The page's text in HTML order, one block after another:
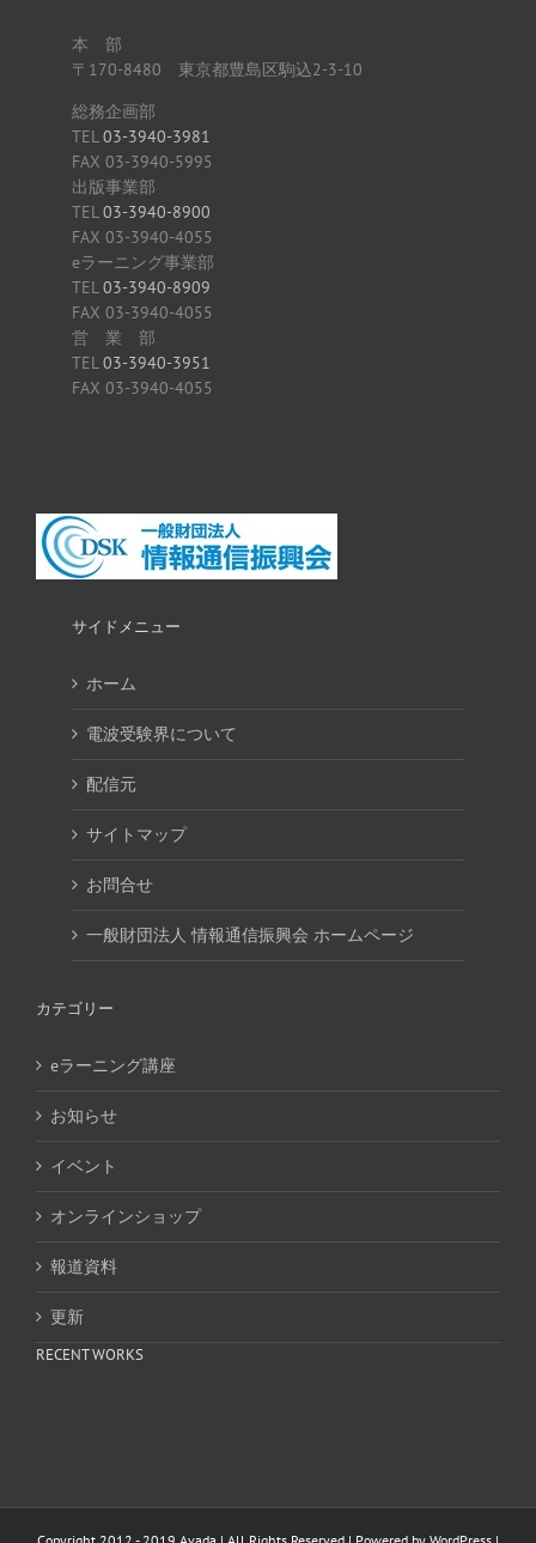
本 部
〒170-8480 東京都豊島区駒込2-3-10
総務企画部
TEL03-3940-3981
FAX 03-3940-5995
出版事業部
TEL03-3940-8900
FAX 03-3940-4055
eラーニング事業部
TEL03-3940-8909
FAX 03-3940-4055
営 業 部
TEL03-3940-3951
FAX 03-3940-4055
サイドメニュー
ホーム
電波受験界について
配信元
サイトマップ
お問合せ
一般財団法人 情報通信振興会 ホームページ
カテゴリー
eラーニング講座
お知らせ
イベント
オンラインショップ
報道資料
更新
RECENT WORKS